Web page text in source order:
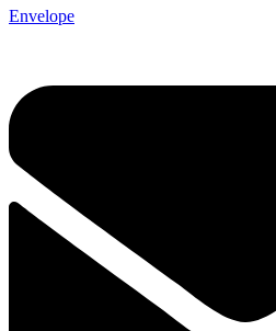
Envelope